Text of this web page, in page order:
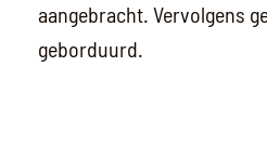
aangebracht. Vervolgens
geborduurd.